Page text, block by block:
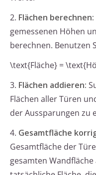
2. Flächen berechnen:
gemessenen Höhen
berechnen. Benutzen
\text{Fläche} =
3. Flächen addieren:
Flächen aller Türen
der Aussparungen zu
4. Gesamtfläche
Gesamtfläche der
gesamten